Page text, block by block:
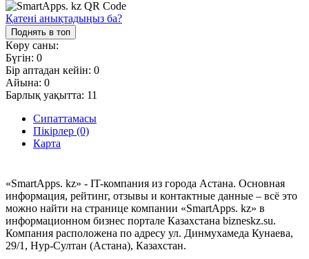
Қатені анықтадыңыз ба?
Поднять в топ
Көру саны:
Бүгін: 0
Бір аптадан кейін: 0
Айына: 0
Барлық уақытта: 11
Сипаттамасы
Пікірлер (0)
Карта
«SmartApps. kz» - IT-компания из города Астана. Основная
информация, рейтинг, отзывы и контактные данные – всё это
можно найти на странице компании «SmartApps. kz» в
информационном бизнес портале Казахстана bizneskz.su.
Компания расположена по адресу ул. Динмухамеда Кунаева,
29/1, Нур-Султан (Астана), Казахстан.